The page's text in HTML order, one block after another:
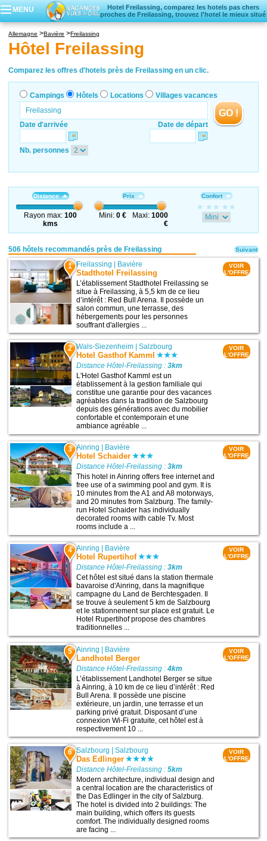
MENU
Hotel Freilassing, comparez les hotels pas chers
proches de Freilassing, trouvez l'hotel le mieux situé
Hôtels
Locations vacances
Villages vacances
Allemagne Bavière Freilassing
Hôtel Freilassing
Comparez les offres d'hotels près de Freilassing en un clic.
Campings Hôtels Locations Villages vacances
Date d'arrivée Date de départ
GO !
Nb. personnes
Distance
Rayon max:100
kms
Prix
Mini: 0 € Maxi:1000
€
Confort
506 hôtels recommandés près de Freilassing
1 Freilassing | Bavière
Stadthotel Freilassing
L’établissement Stadthotel Freilassing se
situe à Freilassing, à 5,5 km de ce lieu
d’intérêt : Red Bull Arena. Il possède un
salon commun, une terrasse, des
hébergements pour les personnes
souffrant d'allergies ...
VOIR
L'OFFRE
2 Wals-Siezenheim |Salzbourg
Hotel Gasthof Kamml
Distance Hôtel-Freilassing :3km
L'Hotel Gasthof Kamml est un
établissement à la gestion familiale qui
constitue une garantie pour des vacances
agréables dans la tradition de Salzbourg
depuis des générations avec du mobilier
confortable et contemporain et une
ambiance agréable ...
VOIR
L'OFFRE
3 Ainring Bavière
Hotel Schaider
Distance Hôtel-Freilassing :3km
This hotel in Ainring offers free internet and
free use of a swimming pool and gym. It is
10 minutes from the A1 and A8 motorways,
and 20 minutes from Salzburg. The family-
run Hotel Schaider has individually
decorated rooms with cable Tv. Most
rooms include a ...
VOIR
L'OFFRE
4 Ainring Bavière
Hotel Rupertihof
Distance Hôtel-Freilassing :3km
Cet hôtel est situé dans la station thermale
bavaroise d'Ainring, dans la magnifique
campagne du Land de Berchtesgaden. Il
se trouve à seulement 5 km de Salzbourg
et le stationnement sur place est gratuit. Le
Hotel Rupertihof propose des chambres
traditionnelles ...
VOIR
L'OFFRE
5 Ainring | Bavière
Landhotel Berger
Distance Hôtel-Freilassing :4km
L’établissement Landhotel Berger se situe
à Ainring, à 10 km de ce lieu d’intérêt : Red
Bull Arena. Il possède une piscine
extérieure, un jardin, une terrasse et un
parking privé gratuit. Disposant d’une
connexion Wi-Fi gratuite, cet hôtel est à
respectivement 10 ...
VOIR
L'OFFRE
6 Salzbourg |Salzbourg
Das Edlinger
Distance Hôtel-Freilassing :5km
Modern architecture, individual design and
a central location are the characteristics of
the Das Edlinger in the city of Salzburg.
The hotel is divided into 2 buildings: The
main building, which offers its guests
comfort. The individually designed rooms
are facing ...
VOIR
L'OFFRE
Suivant